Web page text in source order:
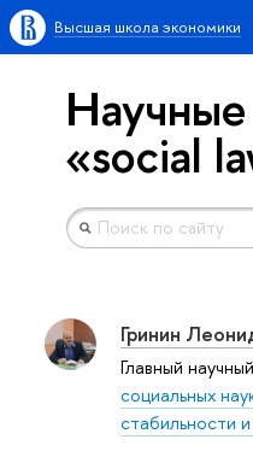
Высшая школа экономики
«social
Гринин
Главный
социальных
стабильности